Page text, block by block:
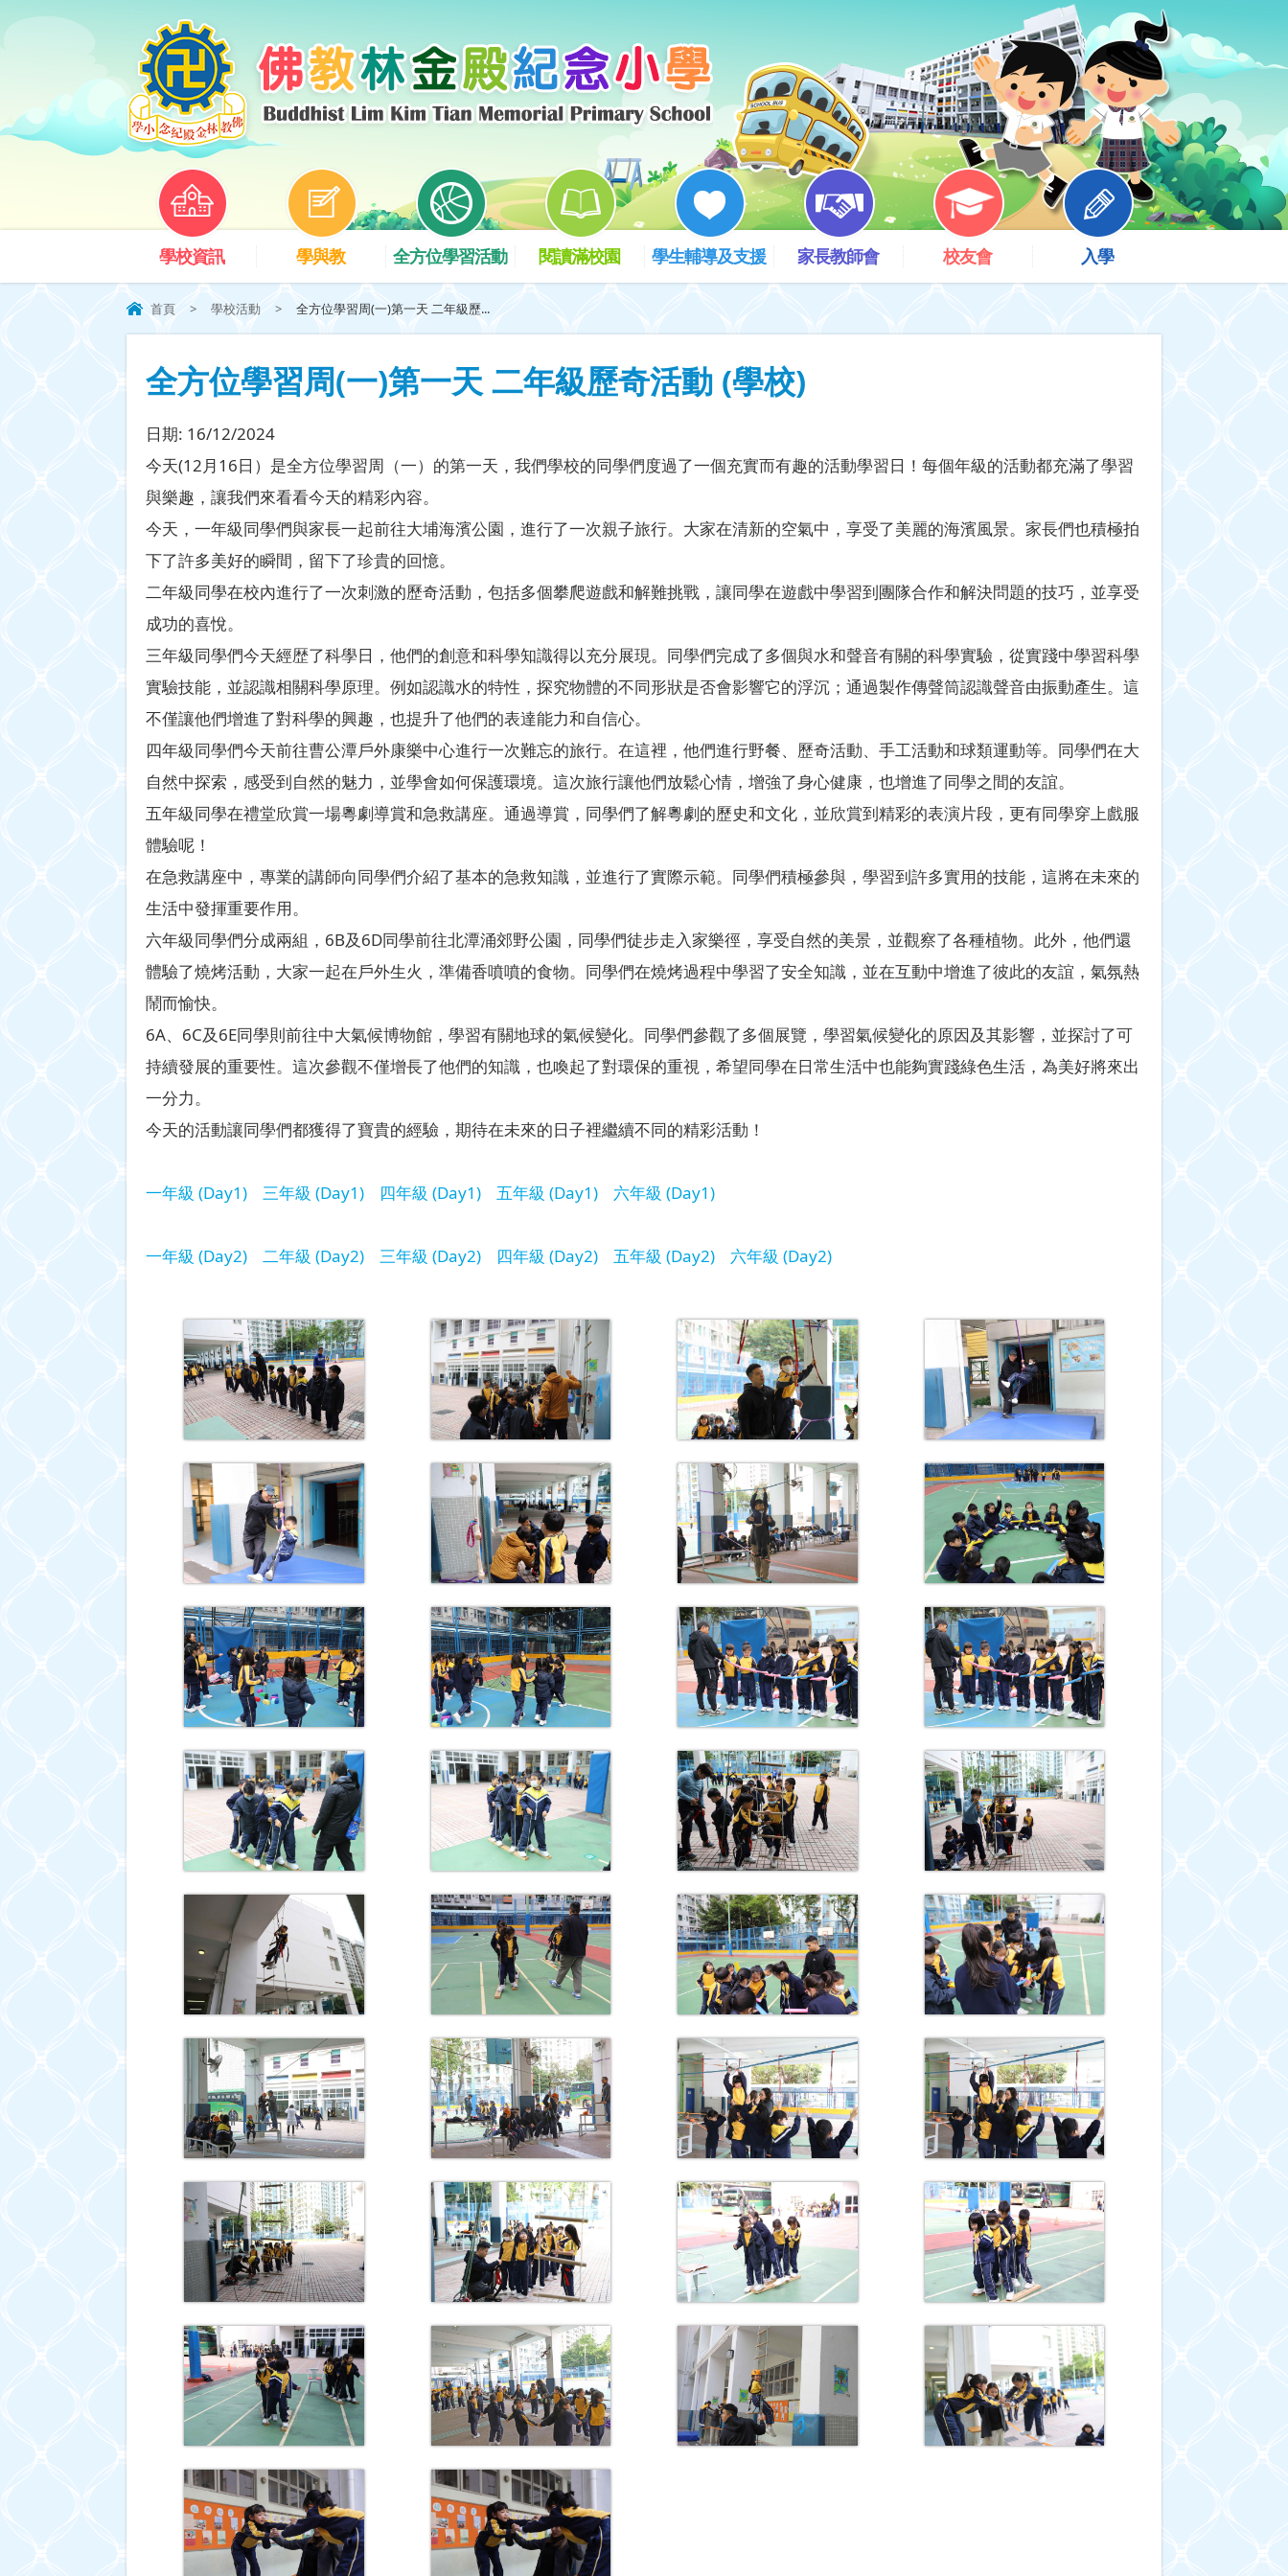
學校資訊 學與教 全方位學習活動 閱讀滿校園 學生輔導及支援 家長教師會 校友會 入學
首頁 > 學校活動 > 全方位學習周(一)第一天 二年級歷...
全方位學習周(一)第一天 二年級歷奇活動 (學校)
日期: 16/12/2024
今天(12月16日）是全方位學習周（一）的第一天，我們學校的同學們度過了一個充實而有趣的活動學習日！每個年級的活動都充滿了學習
與樂趣，讓我們來看看今天的精彩內容。
今天，一年級同學們與家長一起前往大埔海濱公園，進行了一次親子旅行。大家在清新的空氣中，享受了美麗的海濱風景。家長們也積極拍
下了許多美好的瞬間，留下了珍貴的回憶。
二年級同學在校內進行了一次刺激的歷奇活動，包括多個攀爬遊戲和解難挑戰，讓同學在遊戲中學習到團隊合作和解決問題的技巧，並享受
成功的喜悅。
三年級同學們今天經歴了科學日，他們的創意和科學知識得以充分展現。同學們完成了多個與水和聲音有關的科學實驗，從實踐中學習科學
實驗技能，並認識相關科學原理。例如認識水的特性，探究物體的不同形狀是否會影響它的浮沉；通過製作傳聲筒認識聲音由振動產生。這
不僅讓他們增進了對科學的興趣，也提升了他們的表達能力和自信心。
四年級同學們今天前往曹公潭戶外康樂中心進行一次難忘的旅行。在這裡，他們進行野餐、歷奇活動、手工活動和球類運動等。同學們在大
自然中探索，感受到自然的魅力，並學會如何保護環境。這次旅行讓他們放鬆心情，增強了身心健康，也增進了同學之間的友誼。
五年級同學在禮堂欣賞一場粵劇導賞和急救講座。通過導賞，同學們了解粵劇的歷史和文化，並欣賞到精彩的表演片段，更有同學穿上戲服
體驗呢！
在急救講座中，專業的講師向同學們介紹了基本的急救知識，並進行了實際示範。同學們積極參與，學習到許多實用的技能，這將在未來的
生活中發揮重要作用。
六年級同學們分成兩組，6B及6D同學前往北潭涌郊野公園，同學們徒步走入家樂徑，享受自然的美景，並觀察了各種植物。此外，他們還
體驗了燒烤活動，大家一起在戶外生火，準備香噴噴的食物。同學們在燒烤過程中學習了安全知識，並在互動中增進了彼此的友誼，氣氛熱
鬧而愉快。
6A、6C及6E同學則前往中大氣候博物館，學習有關地球的氣候變化。同學們參觀了多個展覽，學習氣候變化的原因及其影響，並探討了可
持續發展的重要性。這次參觀不僅增長了他們的知識，也喚起了對環保的重視，希望同學在日常生活中也能夠實踐綠色生活，為美好將來出
一分力。
今天的活動讓同學們都獲得了寶貴的經驗，期待在未來的日子裡繼續不同的精彩活動！
一年級 (Day1) 三年級 (Day1) 四年級 (Day1) 五年級 (Day1) 六年級 (Day1)
一年級 (Day2) 二年級 (Day2) 三年級 (Day2) 四年級 (Day2) 五年級 (Day2) 六年級 (Day2)